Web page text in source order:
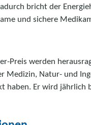
bricht der
und sichere
Preis werden
Medizin, Natur- und
haben. Er wird jährlich